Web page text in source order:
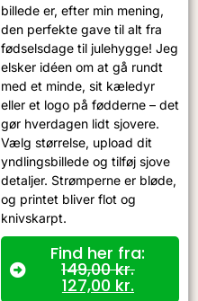
billede er, efter min mening,
den perfekte gave til alt fra
fødselsdage til julehygge! Jeg
elsker idéen om at gå rundt
med et minde, sit kæledyr
eller et logo på fødderne – det
gør hverdagen lidt sjovere.
Vælg størrelse, upload dit
yndlingsbillede og tilføj sjove
detaljer. Strømperne er bløde,
og printet bliver flot og
knivskarpt.
Find her fra:
149,00kr.
127,00 kr.